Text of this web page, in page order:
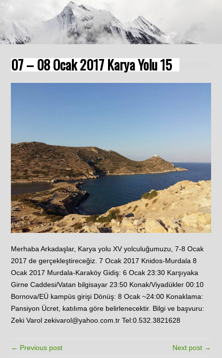
07 – 08 Ocak 2017 Karya Yolu 15
Merhaba Arkadaşlar, Karya yolu XV yolculuğumuzu, 7-8 Ocak
2017 de gerçekleştireceğiz. 7 Ocak 2017 Knidos-Murdala 8
Ocak 2017 Murdala-Karaköy Gidiş: 6 Ocak 23:30 Karşıyaka
Girne Caddesi/Vatan bilgisayar 23:50 Konak/Viyadükler 00:10
Bornova/EÜ kampüs girişi Dönüş: 8 Ocak ~24:00 Konaklama:
Pansiyon Ücret, katılıma göre belirlenecektir. Bilgi ve başvuru:
Zeki Varol zekivarol@yahoo.com.tr Tel:0.532.3821628
← Previous post Next post →